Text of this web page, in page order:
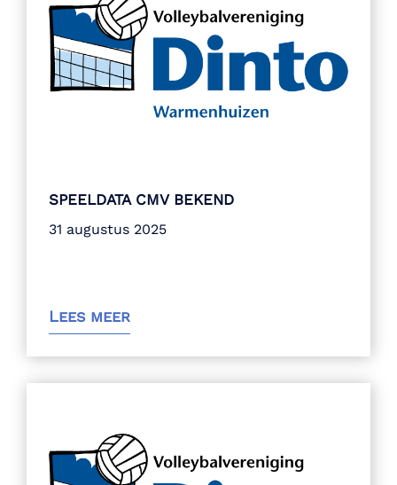
SPEELDATA CMV BEKEND
31 augustus 2025
Lees meer